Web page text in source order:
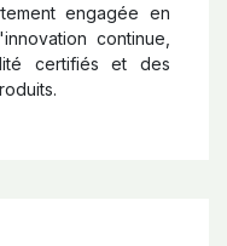
engagée en
continue,
certifiés et des